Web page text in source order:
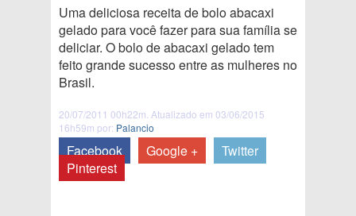
Uma deliciosa receita de bolo abacaxi
gelado para você fazer para sua família se
deliciar. O bolo de abacaxi gelado tem
feito grande sucesso entre as mulheres no
Brasil.
20/07/2011 00h22m. Atualizado em 03/06/2015
16h59m por: Palancio
Facebook Google +
Twitter
Pinterest